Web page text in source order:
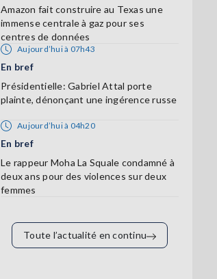
Amazon fait construire au Texas une
immense centrale à gaz pour ses
centres de données
Aujourd’hui à 07h43
En bref
Présidentielle: Gabriel Attal porte
plainte, dénonçant une ingérence russe
Aujourd’hui à 04h20
En bref
Le rappeur Moha La Squale condamné à
deux ans pour des violences sur deux
femmes
Toute l’actualité en continu